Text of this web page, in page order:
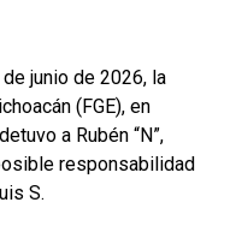
junio de 2026, la
(FGE), en
a Rubén “N”,
responsabilidad
S.